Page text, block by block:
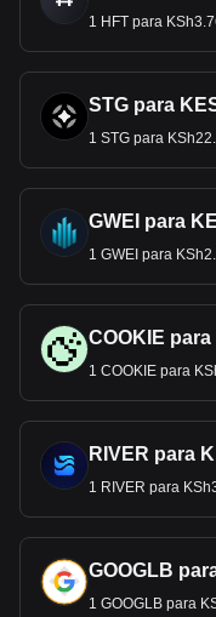
1 HFT para
STG para
1 STG para
GWEI para
1 GWEI para
COOKIE para
1 COOKIE para
RIVER para
1 RIVER para
GOOGLB
1 GOOGLB para